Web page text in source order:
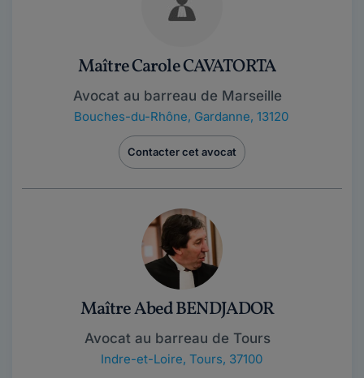
Maître Carole CAVATORTA
Avocat au barreau de Marseille
Bouches-du-Rhône, Gardanne, 13120
Contacter cet avocat
Maître Abed BENDJADOR
Avocat au barreau de Tours
Indre-et-Loire, Tours, 37100